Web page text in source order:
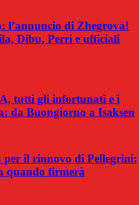
l’annuncio di Zhegrova!
Dibu, Perri e ufficiali
tutti gli infortunati e i
da Buongiorno a Isaksen
il rinnovo di Pellegrini:
quando firmerà